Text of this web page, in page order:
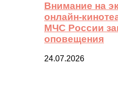
Внимание на
онлайн-
МЧС России
оповещения
24.07.2026